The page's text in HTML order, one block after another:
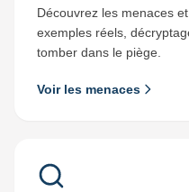
Découvrez les menaces
exemples réels,
tomber dans le piège.
Voir les menaces